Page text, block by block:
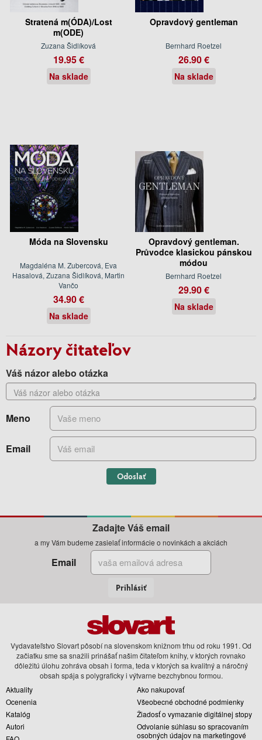
Stratená m(ÓDA)/Lost
m(ODE)
Zuzana Šidlíková
19.95 €
Na sklade
Opravdový gentleman
Bernhard Roetzel
26.90 €
Na sklade
Móda na Slovensku
Magdaléna M. Zubercová, Eva
Hasalová, Zuzana Šidlíková, Martin
Vančo
34.90 €
Na sklade
Opravdový gentleman.
Průvodce klasickou pánskou
módou
Bernhard Roetzel
29.90 €
Na sklade
Názory čitateľov
Váš názor alebo otázka
Meno
Email
Odoslať
Zadajte Váš email
a my Vám budeme zasielať informácie o novinkách a akciách
Email
Prihlásiť
Vydavateľstvo Slovart pôsobí na slovenskom knižnom trhu od roku 1991. Od
začiatku sme sa snažili prinášať našim čitateľom knihy, v ktorých rovnako
dôležitú úlohu zohráva obsah i forma, teda v ktorých sa kvalitný a náročný
obsah spája s polygraficky i výtvarne bezchybnou formou.
Aktuality
Ocenenia
Katalóg
Autori
Ako nakupovať
Všeobecné obchodné podmienky
Žiadosť o vymazanie digitálnej stopy
Odvolanie súhlasu so spracovaním
osobných údajov na marketingové